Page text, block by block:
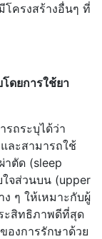
โครงสร้างอื่นๆ ที่
ดยการใช้ยา
ระบุได้ว่า
ละสามารถใช้
าตัด (sleep
ใจส่วนบน (upper
ๆ ให้เหมาะกับผู้
ะสิทธิภาพดีที่สุด
องการรักษาด้วย